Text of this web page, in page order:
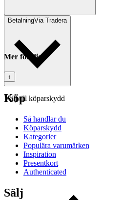
BetalningVia Tradera
Välj till köparskydd
Mer för dig
↑
Köp
Så handlar du
Köparskydd
Kategorier
Populära varumärken
Inspiration
Presentkort
Authenticated
Sälj